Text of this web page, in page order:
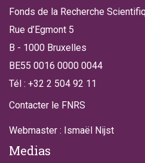
Fonds de la Recherche
Rue d’Egmont 5
B - 1000 Bruxelles
BE55 0016 0000 0044
Tél : +32 2 504 92 11
Contacter le FNRS
Webmaster : Ismaël Nijst
Medias